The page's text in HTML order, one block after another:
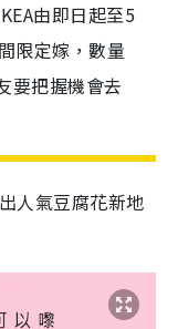
由即日起至5
限定嫁，數量
要把握機會去
人氣豆腐花新地